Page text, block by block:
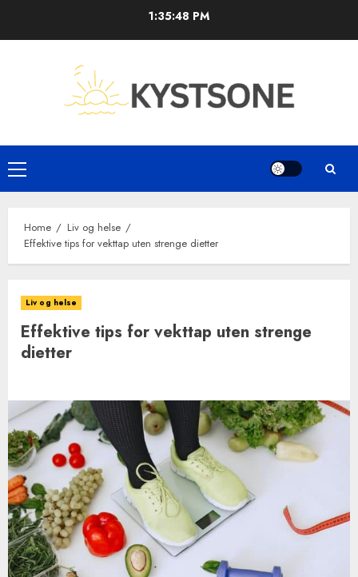
1:35:49 PM
Primary
Menu
Home
Liv og helse
Effektive tips for vekttap uten strenge dietter
Liv og helse
Effektive tips for vekttap uten strenge
dietter